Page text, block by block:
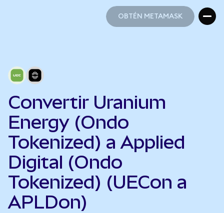
OBTÉN METAMASK
Convertir Uranium
Energy (Ondo
Tokenized) a Applied
Digital (Ondo
Tokenized) (UECon a
APLDon)